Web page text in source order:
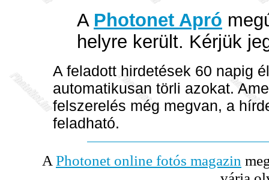
A Photonet Apró
helyre került. Kérjük
A feladott hirdetések 60 napig
automatikusan törli azokat.
felszerelés még megvan, a
feladható.
A Photonet online fotós magazin